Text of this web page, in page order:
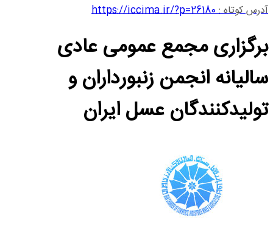
آدرس کوتاه :https://iccima.ir/?p=26180
برگزاری مجمع عمومی عادی
سالیانه انجمن زنبورداران و
تولیدکنندگان عسل ایران